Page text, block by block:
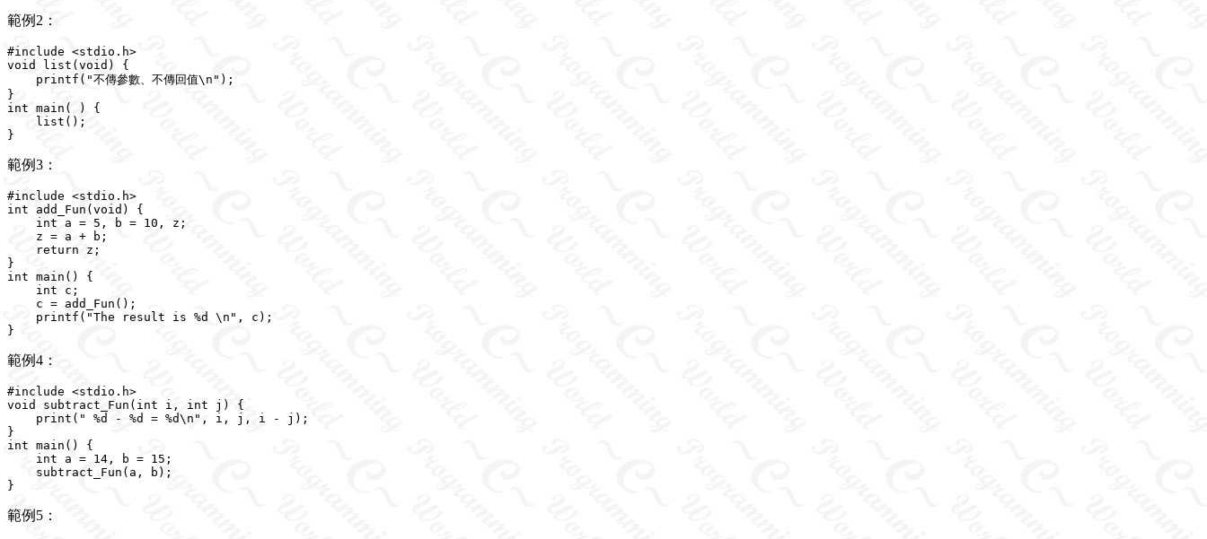
範例2：
#include <stdio.h>
void list(void) {
    printf("不傳參數、不傳回值\n");
}
int main( ) {
    list();
範例3：
#include <stdio.h>
int add_Fun(void) {
    int a = 5, b = 10, z;
    z = a + b;
    return z;
}
int main() {
    int c;
    c = add_Fun();
    printf("The result is %d \n", c);
範例4：
#include <stdio.h>
void subtract_Fun(int i, int j) {
    print(" %d - %d = %d\n", i, j, i - j);
}
int main() {
    int a = 14, b = 15;
    subtract_Fun(a, b);
範例5：